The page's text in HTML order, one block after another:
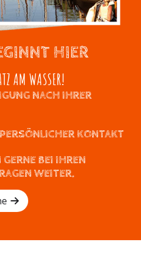
HIER
AM WASSER!
NACH IHRER
KONTAKT
BEI IHREN
WEITER.